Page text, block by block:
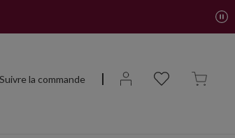
Suivre la commande